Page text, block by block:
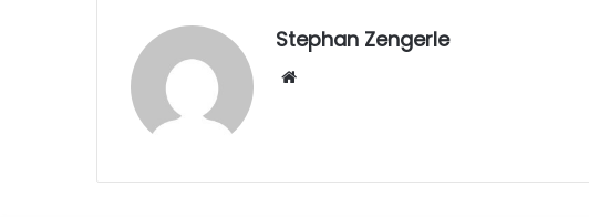
Stephan Zengerle